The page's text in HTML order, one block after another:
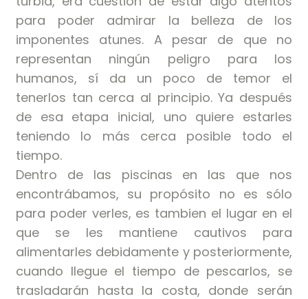
para poder admirar la belleza de los
imponentes atunes. A pesar de que no
representan ningún peligro para los
humanos, sí da un poco de temor el
tenerlos tan cerca al principio. Ya después
de esa etapa inicial, uno quiere estarles
teniendo lo más cerca posible todo el
tiempo.
Dentro de las piscinas en las que nos
encontrábamos, su propósito no es sólo
para poder verles, es tambien el lugar en el
que se les mantiene cautivos para
alimentarles debidamente y posteriormente,
cuando llegue el tiempo de pescarlos, se
trasladarán hasta la costa, donde serán